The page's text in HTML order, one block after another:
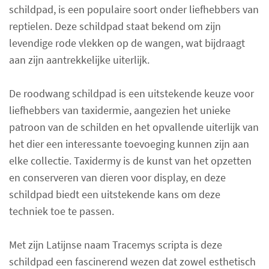
schildpad, is een populaire soort onder liefhebbers van
reptielen. Deze schildpad staat bekend om zijn
levendige rode vlekken op de wangen, wat bijdraagt
aan zijn aantrekkelijke uiterlijk.
De roodwang schildpad is een uitstekende keuze voor
liefhebbers van taxidermie, aangezien het unieke
patroon van de schilden en het opvallende uiterlijk van
het dier een interessante toevoeging kunnen zijn aan
elke collectie. Taxidermy is de kunst van het opzetten
en conserveren van dieren voor display, en deze
schildpad biedt een uitstekende kans om deze
techniek toe te passen.
Met zijn Latijnse naam Tracemys scripta is deze
schildpad een fascinerend wezen dat zowel esthetisch